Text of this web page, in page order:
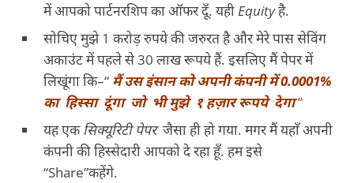
में आपको पार्टनरशिप का ऑफर दूँ. यहीEquityहै.
सोचिए मुझे 1 करोड़ रुपये की जरुरत है और मेरे पास सेविंग
अकाउंट में पहले से 30 लाख रूपये हैं. इसलिए मैं पेपर में
लिखूंगा कि–“ मैं उस इंसान को अपनी कंपनी में 0.0001%
का हिस्सा दूंगा जो भी मुझे १ हज़ार रूपये देगा”
यह एकसिक्यूरिटी पेपरजैसा ही हो गया. मगर मैं यहाँ अपनी
कंपनी की हिस्सेदारी आपको दे रहा हूँ. हम इसे
“Share”कहेंगे.